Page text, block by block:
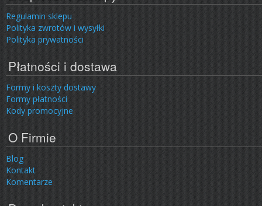
Regulamin sklepu
Polityka zwrotów i wysyłki
Polityka prywatności
Płatności i dostawa
Formy i koszty dostawy
Formy płatności
Kody promocyjne
O Firmie
Blog
Kontakt
Komentarze